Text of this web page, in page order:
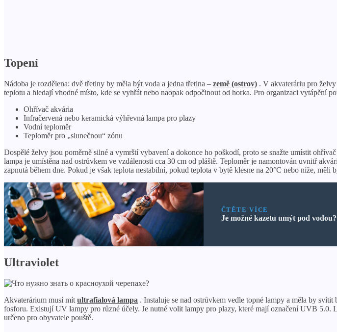
Topení
Nádoba je rozdělena: dvě třetiny by měla být voda a jedna třetina – země (ostrov) . V akvateráriu pro
teplotu a hledají vhodné místo, kde se vyhřát nebo naopak odpočinout od horka. Pro organizaci vytápění
Ohřívač akvária
Infračervená nebo keramická výhřevná lampa pro plazy
Vodní teploměr
Teploměr pro „slunečnou“ zónu
Dospělé želvy jsou poměrně silné a vymrští vybavení a dokonce ho poškodí, proto se snažte umístit
lampa je umístěna nad ostrůvkem ve vzdálenosti cca 30 cm od pláště. Teploměr je namontován uvnitř
zapnutá během dne. Pokud je však teplota nestabilní, pokud teplota v bytě klesne na 20°C nebo níže, měli
ČTĚTE VÍCE
Je možné kazetu umýt pod vodou?
Ultraviolet
Akvaterárium musí mít ultrafialová lampa . Instaluje se nad ostrůvkem vedle topné lampy a měla by
fosforu. Existují UV lampy pro různé účely. Je nutné volit lampy pro plazy, které mají označení UVB
určeno pro obyvatele pouště.